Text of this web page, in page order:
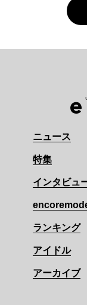
ニュース
特集
インタビュ
ランキング
アイドル
アーカイブ